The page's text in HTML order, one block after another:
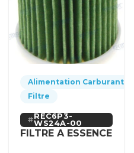
Alimentation Carburant
Filtre
REC6P3-
WS24A-00
FILTRE A ESSENCE